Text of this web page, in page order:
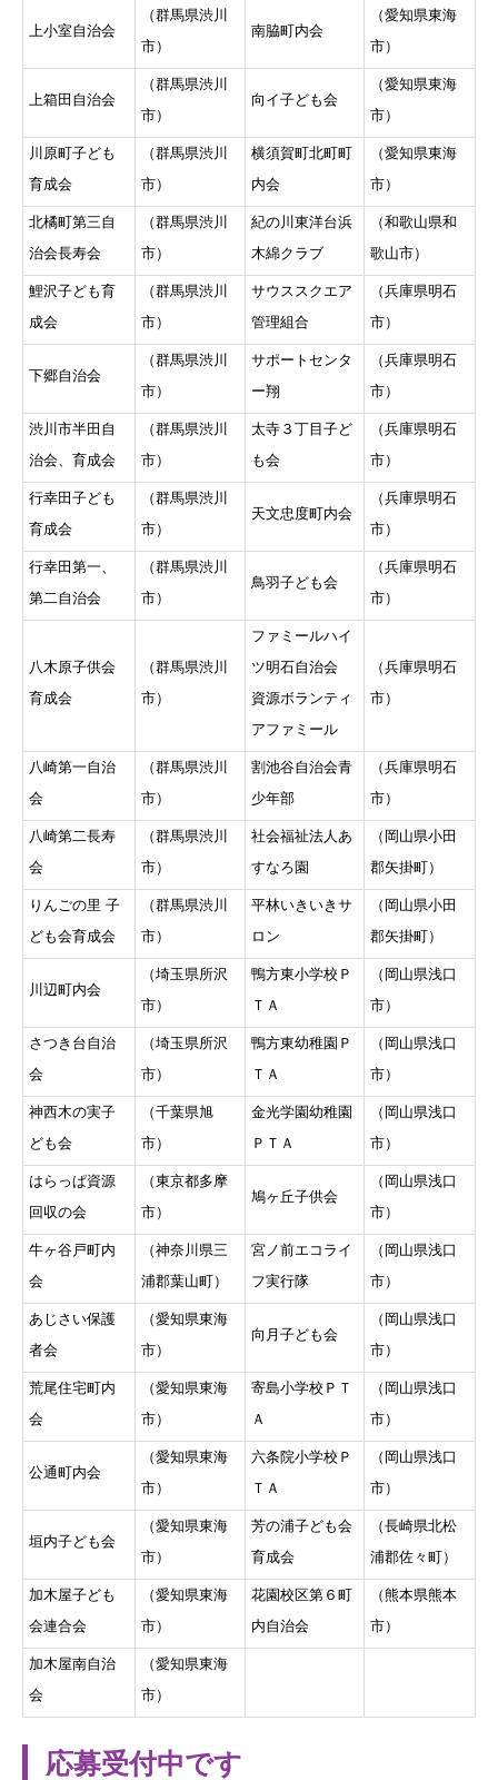
上小室自治会
（群馬県渋川
市）
南脇町内会
（愛知県東海
市）
上箱田自治会
（群馬県渋川
市）
向イ子ども会
（愛知県東海
市）
川原町子ども
育成会
（群馬県渋川
市）
横須賀町北町町
内会
（愛知県東海
市）
北橘町第三自
治会長寿会
（群馬県渋川
市）
紀の川東洋台浜
木綿クラブ
（和歌山県和
歌山市）
鯉沢子ども育
成会
（群馬県渋川
市）
サウススクエア
管理組合
（兵庫県明石
市）
下郷自治会
（群馬県渋川
市）
サポートセンタ
ー翔
（兵庫県明石
市）
渋川市半田自
治会、育成会
（群馬県渋川
市）
太寺３丁目子ど
も会
（兵庫県明石
市）
行幸田子ども
育成会
（群馬県渋川
市）
天文忠度町内会
（兵庫県明石
市）
行幸田第一、
第二自治会
（群馬県渋川
市）
鳥羽子ども会
（兵庫県明石
市）
八木原子供会
育成会
（群馬県渋川
市）
ファミールハイ
ツ明石自治会
資源ボランティ
アファミール
（兵庫県明石
市）
八崎第一自治
会
（群馬県渋川
市）
割池谷自治会青
少年部
（兵庫県明石
市）
八崎第二長寿
会
（群馬県渋川
市）
社会福祉法人あ
すなろ園
（岡山県小田
郡矢掛町）
りんごの里 子
ども会育成会
（群馬県渋川
市）
平林いきいきサ
ロン
（岡山県小田
郡矢掛町）
川辺町内会
（埼玉県所沢
市）
鴨方東小学校Ｐ
ＴＡ
（岡山県浅口
市）
さつき台自治
会
（埼玉県所沢
市）
鴨方東幼稚園Ｐ
ＴＡ
（岡山県浅口
市）
神西木の実子
ども会
（千葉県旭
市）
金光学園幼稚園
ＰＴＡ
（岡山県浅口
市）
はらっぱ資源
回収の会
（東京都多摩
市）
鳩ヶ丘子供会
（岡山県浅口
市）
牛ヶ谷戸町内
会
（神奈川県三
浦郡葉山町）
宮ノ前エコライ
フ実行隊
（岡山県浅口
市）
あじさい保護
者会
（愛知県東海
市）
向月子ども会
（岡山県浅口
市）
荒尾住宅町内
会
（愛知県東海
市）
寄島小学校ＰＴ
Ａ
（岡山県浅口
市）
公通町内会
（愛知県東海
市）
六条院小学校Ｐ
ＴＡ
（岡山県浅口
市）
垣内子ども会
（愛知県東海
市）
芳の浦子ども会
育成会
（長崎県北松
浦郡佐々町）
加木屋子ども
会連合会
（愛知県東海
市）
花園校区第６町
内自治会
（熊本県熊本
市）
加木屋南自治
会
（愛知県東海
市）
応募受付中です